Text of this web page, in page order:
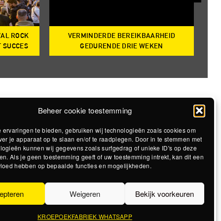
Beheer cookie toestemming
ervaringen te bieden, gebruiken wij technologieën zoals cookies om
je apparaat op te slaan en/of te raadplegen. Door in te stemmen met
kunnen wij gegevens zoals surfgedrag of unieke ID's op deze
Als je geen toestemming geeft of uw toestemming intrekt, kan dit een
hebben op bepaalde functies en mogelijkheden.
Weigeren Bekijk voorkeuren
KROEPOEKFABRIEK WHATSAPP
ROCK
SUCCES
VERMINDERDE BEREIKBAARHEID
GEDURENDE DRIE WEKEN